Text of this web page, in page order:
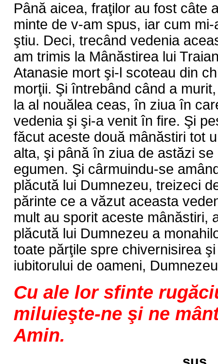
Până aicea, fraţilor au fost câte
minte de v-am spus, iar cum
ştiu. Deci, trecând vedenia
am trimis la Mânăstirea lui
Atanasie mort şi-l scoteau din
morţii. Şi întrebând când a
la al nouălea ceas, în ziua în
vedenia şi şi-a venit în fire. Şi
făcut aceste două mânăstiri tot
alta, şi până în ziua de astăzi
egumen. Şi cârmuindu-se
plăcută lui Dumnezeu, treizeci
părinte ce a văzut aceasta
mult au sporit aceste mânăstiri,
plăcută lui Dumnezeu a
toate părţile spre chivernisirea
iubitorului de oameni,
Cu ale lor sfinte
miluieşte-ne şi ne
Amin.